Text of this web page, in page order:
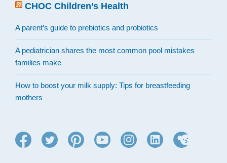
CHOC Children’s Health
A parent’s guide to prebiotics and probiotics
A pediatrician shares the most common pool mistakes
families make
How to boost your milk supply: Tips for breastfeeding
mothers